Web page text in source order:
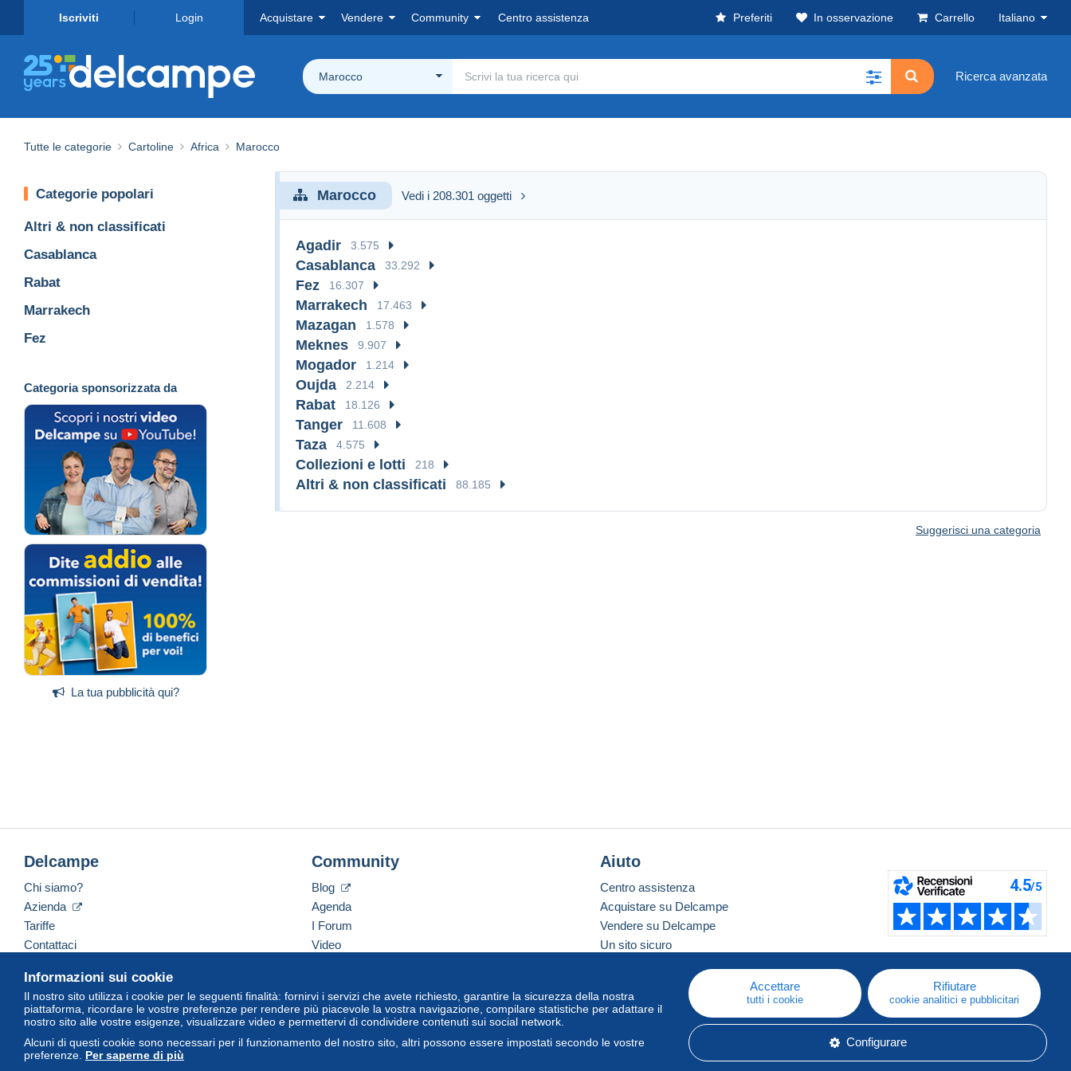
Iscriviti Login Acquistare Vendere Community Centro assistenza Preferiti In osservazione Carrello Italiano
Marocco Ricerca avanzata
Tutte le categorie Cartoline Africa Marocco
Categorie popolari
Altri & non classificati
Casablanca
Rabat
Marrakech
Fez
Categoria sponsorizzata da
La tua pubblicità qui?
Marocco Vedi i 208.301 oggetti
Agadir 3.575
Casablanca 33.292
Fez 16.307
Marrakech 17.463
Mazagan 1.578
Meknes 9.907
Mogador 1.214
Oujda 2.214
Rabat 18.126
Tanger 11.608
Taza 4.575
Collezioni e lotti 218
Altri & non classificati 88.185
Suggerisci una categoria
Informazioni sui cookie
Il nostro sito utilizza i cookie per le seguenti finalità: fornirvi i servizi che avete richiesto, garantire la sicurezza della nostra
piattaforma, ricordare le vostre preferenze per rendere più piacevole la vostra navigazione, compilare statistiche per adattare il
nostro sito alle vostre esigenze, visualizzare video e permettervi di condividere contenuti sui social network.
Alcuni di questi cookie sono necessari per il funzionamento del nostro sito, altri possono essere impostati secondo le vostre
preferenze. Per saperne di più
Accettare
tutti i cookie
Rifiutare
cookie analitici e pubblicitari
Configurare
Delcampe
Chi siamo?
Azienda
Tariffe
Contattaci
Community
Blog
Agenda
I Forum
Video
Aiuto
Centro assistenza
Acquistare su Delcampe
Vendere su Delcampe
Un sito sicuro
Italiano USD America/Indiana/Vevay Versione standard
© Delcampe International Srl. Tutti i diritti riservati.